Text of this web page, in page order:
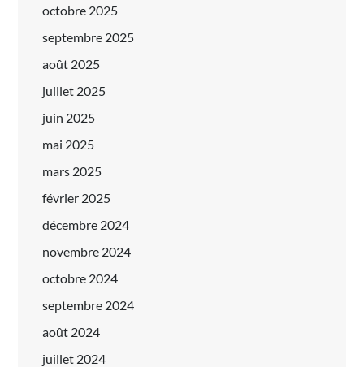
octobre 2025
septembre 2025
août 2025
juillet 2025
juin 2025
mai 2025
mars 2025
février 2025
décembre 2024
novembre 2024
octobre 2024
septembre 2024
août 2024
juillet 2024